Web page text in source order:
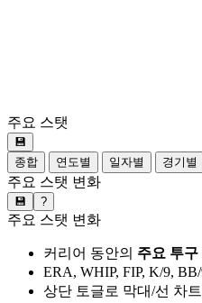
주요 스탯
💾
종합
연도별 일자별 경기별
주요 스탯 변화
💾 ?
주요 스탯 변화
커리어 동안의 주요 투구
ERA, WHIP, FIP, K/9,
상단 토글로 막대/선 차